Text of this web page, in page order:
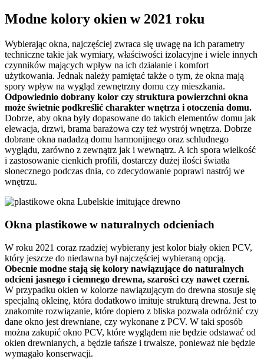
Modne kolory okien w 2021 roku
Wybierając okna, najczęściej zwraca się uwagę na ich parametry
techniczne takie jak wymiary, właściwości izolacyjne i wiele innych
czynników mających wpływ na ich działanie i komfort
użytkowania. Jednak należy pamiętać także o tym, że okna mają
spory wpływ na wygląd zewnętrzny domu czy mieszkania.
Odpowiednio dobrany kolor czy struktura powierzchni okna
może świetnie podkreślić charakter wnętrza i otoczenia domu.
Dobrze, aby okna były dopasowane do takich elementów domu jak
elewacja, drzwi, brama barażowa czy też wystrój wnętrza. Dobrze
dobrane okna nadadzą domu harmonijnego oraz schludnego
wyglądu, zarówno z zewnątrz jak i wewnątrz. A ich spora wielkość
i zastosowanie cienkich profili, dostarczy dużej ilości światła
słonecznego podczas dnia, co zdecydowanie poprawi nastrój we
wnętrzu.
Okna plastikowe w naturalnych odcieniach
W roku 2021 coraz rzadziej wybierany jest kolor biały okien PCV,
który jeszcze do niedawna był najczęściej wybieraną opcją.
Obecnie modne stają się kolory nawiązujące do naturalnych
odcieni jasnego i ciemnego drewna, szarości czy nawet czerni.
W przypadku okien w kolorze nawiązującym do drewna stosuje się
specjalną okleinę, która dodatkowo imituje strukturą drewna. Jest to
znakomite rozwiązanie, które dopiero z bliska pozwala odróżnić czy
dane okno jest drewniane, czy wykonane z PCV. W taki sposób
można zakupić okno PCV, które wyglądem nie będzie odstawać od
okien drewnianych, a będzie tańsze i trwalsze, ponieważ nie będzie
wymagało konserwacji.